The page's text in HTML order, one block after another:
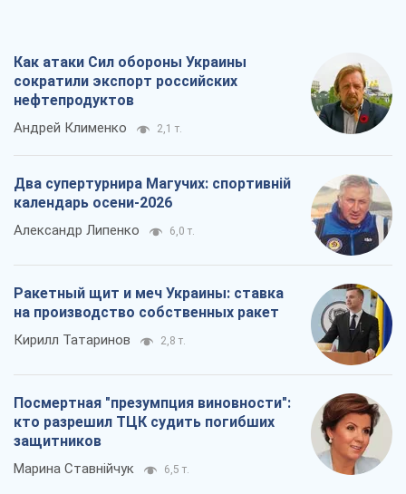
Как атаки Сил обороны Украины
сократили экспорт российских
нефтепродуктов
Андрей Клименко 2,1 т.
Два супертурнира Магучих: спортивній
календарь осени-2026
Александр Липенко 6,0 т.
Ракетный щит и меч Украины: ставка
на производство собственных ракет
Кирилл Татаринов 2,8 т.
Посмертная "презумпция виновности":
кто разрешил ТЦК судить погибших
защитников
Марина Ставнійчук 6,5 т.